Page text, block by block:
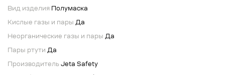
Вид изделия Полумаска
Кислые газы и пары Да
Неорганические газы и пары Да
Пары ртути Да
Производитель Jeta Safety